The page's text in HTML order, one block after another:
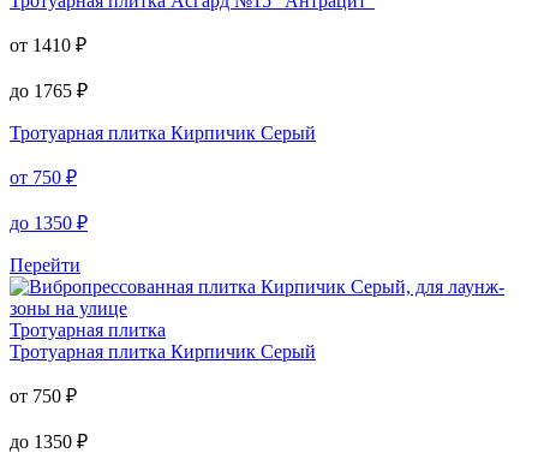
от 1410 ₽
до 1765 ₽
Тротуарная плитка Кирпичик Серый
от 750 ₽
до 1350 ₽
Перейти
Тротуарная плитка
Тротуарная плитка Кирпичик Серый
от 750 ₽
до 1350 ₽